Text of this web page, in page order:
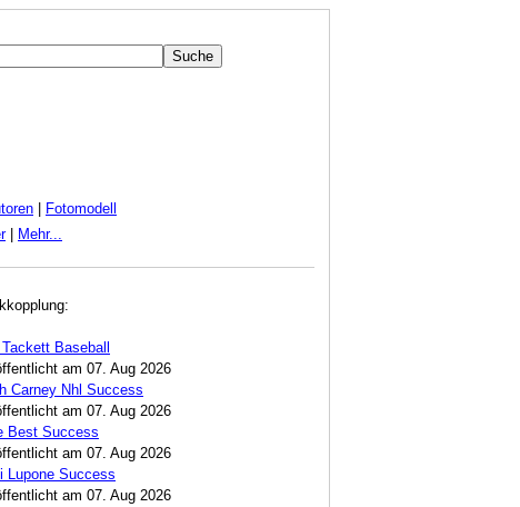
Fotomodell
| Mehr...
Baseball
am 07. Aug 2026
Carney Nhl Success
am 07. Aug 2026
Best Success
am 07. Aug 2026
Lupone Success
am 07. Aug 2026